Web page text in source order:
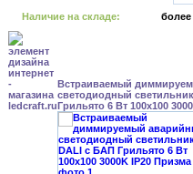
Наличие на складе: более
Встраиваемый
светодиодный
Грильято 6 Вт 100x100